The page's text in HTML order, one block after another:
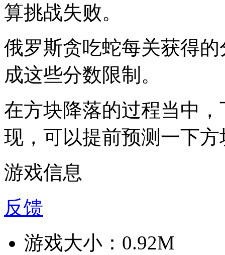
算挑战失败。
俄罗斯贪吃蛇每关获得
成这些分数限制。
在方块降落的过程当中
现，可以提前预测一下
游戏信息
反馈
游戏大小： 0.92M